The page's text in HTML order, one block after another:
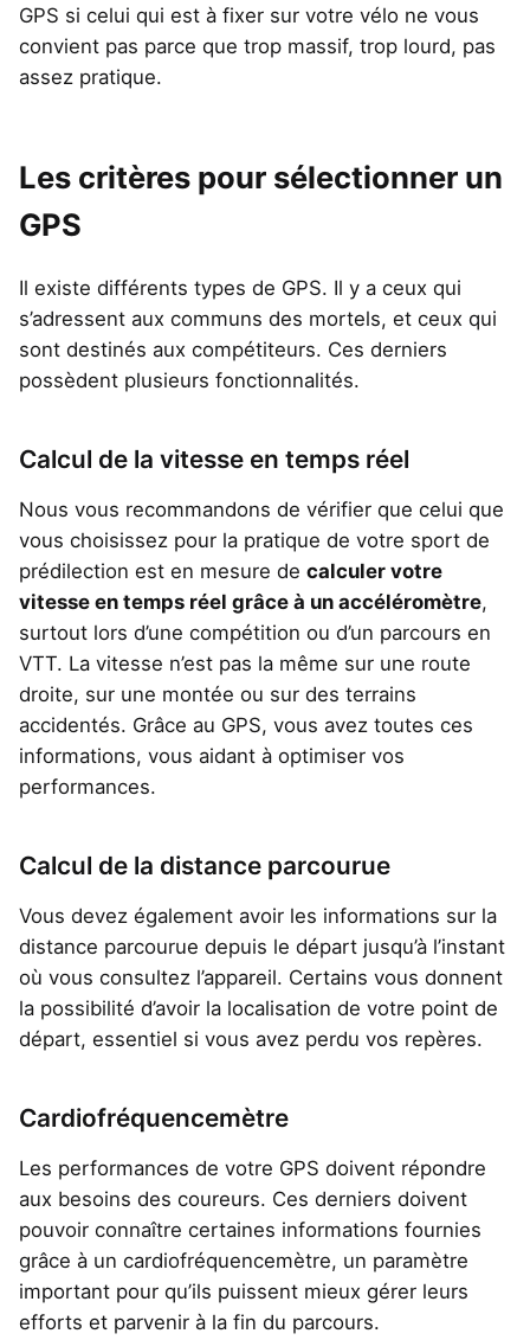
GPS si celui qui est à fixer sur votre vélo ne vous
convient pas parce que trop massif, trop lourd, pas
assez pratique.
Les critères pour sélectionner un
GPS
Il existe différents types de GPS. Il y a ceux qui
s’adressent aux communs des mortels, et ceux qui
sont destinés aux compétiteurs. Ces derniers
possèdent plusieurs fonctionnalités.
Calcul de la vitesse en temps réel
Nous vous recommandons de vérifier que celui que
vous choisissez pour la pratique de votre sport de
prédilection est en mesure de calculer votre
vitesse en temps réel grâce à un accéléromètre,
surtout lors d’une compétition ou d’un parcours en
VTT. La vitesse n’est pas la même sur une route
droite, sur une montée ou sur des terrains
accidentés. Grâce au GPS, vous avez toutes ces
informations, vous aidant à optimiser vos
performances.
Calcul de la distance parcourue
Vous devez également avoir les informations sur la
distance parcourue depuis le départ jusqu’à l’instant
où vous consultez l’appareil. Certains vous donnent
la possibilité d’avoir la localisation de votre point de
départ, essentiel si vous avez perdu vos repères.
Cardiofréquencemètre
Les performances de votre GPS doivent répondre
aux besoins des coureurs. Ces derniers doivent
pouvoir connaître certaines informations fournies
grâce à un cardiofréquencemètre, un paramètre
important pour qu’ils puissent mieux gérer leurs
efforts et parvenir à la fin du parcours.